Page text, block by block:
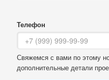
Телефон
Свяжемся с вами по этому
дополнительные детали